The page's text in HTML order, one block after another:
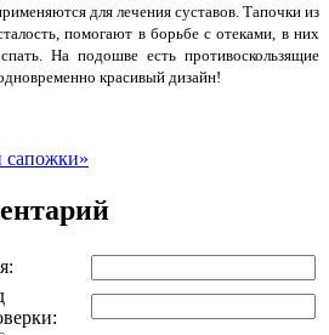
для лечения суставов. Тапочки из
помогают в борьбе с отеками, в них
На подошве есть противоскользящие
красивый дизайн!
сапожки»